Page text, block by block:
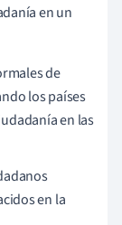
en un
de
los países
en las
en la